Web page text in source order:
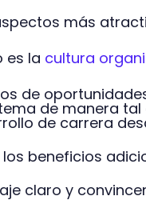
más
es la cultura
de
de manera
de carrera
beneficios
claro y